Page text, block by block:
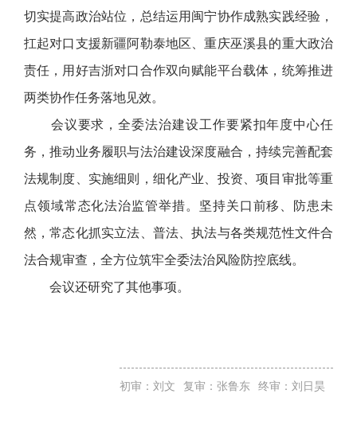
切实提高政治站位，总结运用闽宁协作成熟实践经验，
扛起对口支援新疆阿勒泰地区、重庆巫溪县的重大政治
责任，用好吉浙对口合作双向赋能平台载体，统筹推进
两类协作任务落地见效。
会议要求，全委法治建设工作要紧扣年度中心任
务，推动业务履职与法治建设深度融合，持续完善配套
法规制度、实施细则，细化产业、投资、项目审批等重
点领域常态化法治监管举措。坚持关口前移、防患未
然，常态化抓实立法、普法、执法与各类规范性文件合
法合规审查，全方位筑牢全委法治风险防控底线。
会议还研究了其他事项。
初审：刘文 复审：张鲁东 终审：刘日昊